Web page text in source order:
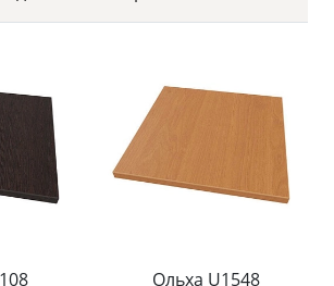
Ольха U1548